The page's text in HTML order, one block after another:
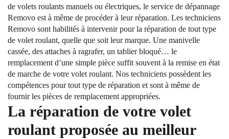
de volets roulants manuels ou électriques, le service de dépannage
Removo est à même de procéder à leur réparation. Les techniciens
Removo sont habilités à intervenir pour la réparation de tout type
de volet roulant, quelle que soit leur marque. Une manivelle
cassée, des attaches à ragrafer, un tablier bloqué… le
remplacement d’une simple pièce suffit souvent à la remise en état
de marche de votre volet roulant. Nos techniciens possèdent les
compétences pour tout type de réparation et sont à même de
fournir les pièces de remplacement appropriées.
La réparation de votre volet
roulant proposée au meilleur